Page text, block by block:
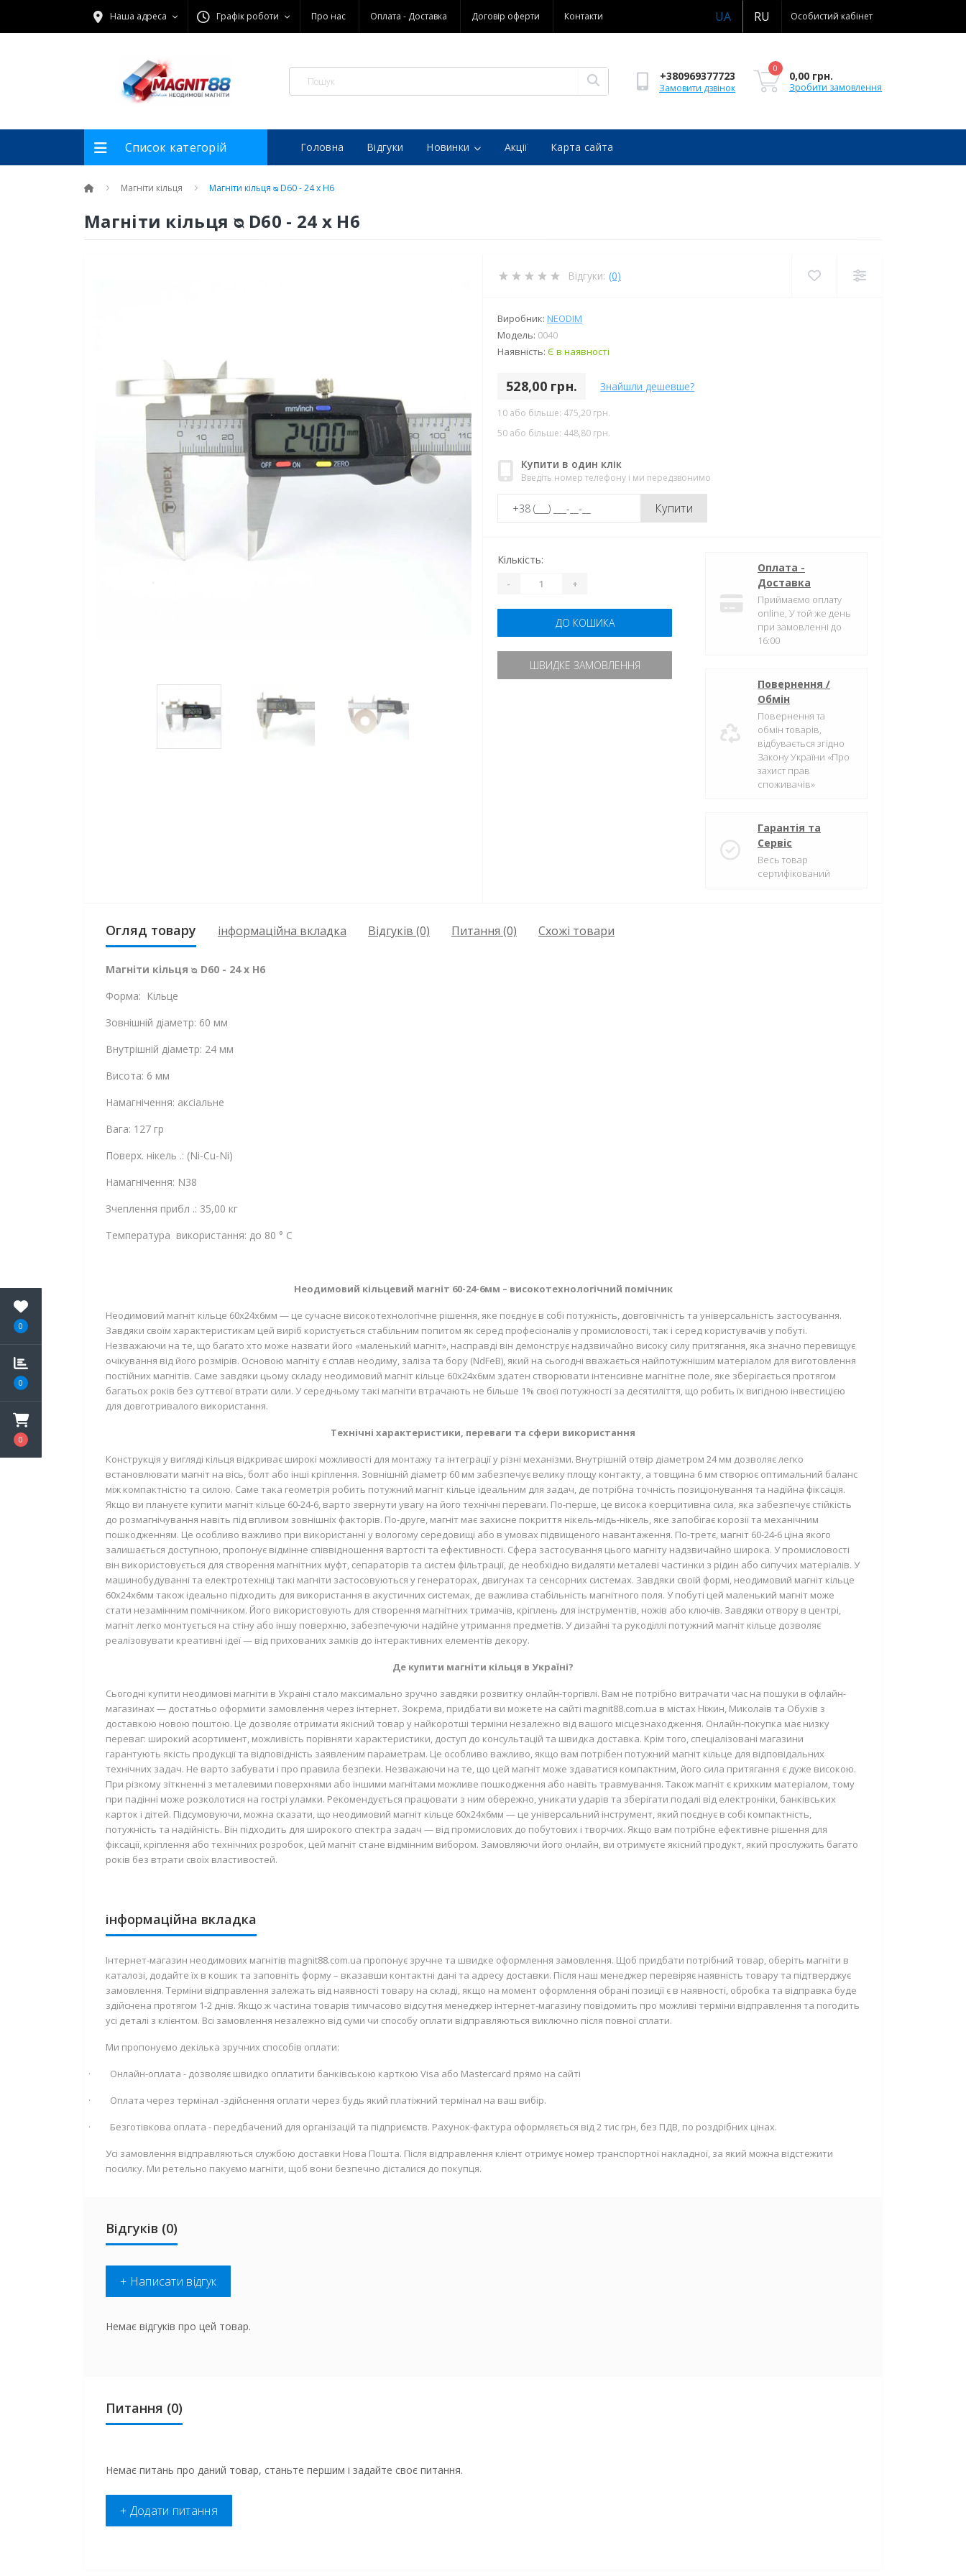
0
0
0
Наша адреса Графік роботи Про нас Оплата - Доставка Договір оферти Контакти UA RU Особистий кабінет
+380969377723
Замовити дзвінок
0
0,00 грн.
Зробити замовлення
Список категорій Головна Відгуки Новинки Акції Карта сайта
Магніти кільця Магніти кільця ᴓ D60 - 24 x H6
Магніти кільця ᴓ D60 - 24 x H6
Відгуки: (0)
Виробник: NEODIM
Модель: 0040
Наявність: Є в наявності
528,00 грн. Знайшли дешевше?
10 або більше: 475,20 грн.
50 або більше: 448,80 грн.
Купити в один клік
Введіть номер телефону і ми передзвонимо
Купити
Кількість:
- +
ДО КОШИКА
ШВИДКЕ ЗАМОВЛЕННЯ
Оплата -
Доставка
Приймаємо оплату
online, У той же день
при замовленні до
16:00
Повернення /
Обмін
Повернення та
обмін товарів,
відбувається згідно
Закону України «Про
захист прав
споживачів»
Гарантія та
Сервіс
Весь товар
сертифікований
Огляд товару інформаційна вкладка Відгуків (0) Питання (0) Схожі товари
Магніти кільця ᴓ D60 - 24 x H6
Форма: Кільце
Зовнішній діаметр: 60 мм
Внутрішній діаметр: 24 мм
Висота: 6 мм
Намагнічення: аксіальне
Вага: 127 гр
Поверх. нікель .: (Ni-Cu-Ni)
Намагнічення: N38
Зчеплення прибл .: 35,00 кг
Температура використання: до 80 ° C
Неодимовий кільцевий магніт 60-24-6мм – високотехнологічний помічник
Неодимовий магніт кільце 60х24х6мм — це сучасне високотехнологічне рішення, яке поєднує в собі потужність, довговічність та універсальність застосування.
Завдяки своїм характеристикам цей виріб користується стабільним попитом як серед професіоналів у промисловості, так і серед користувачів у побуті.
Незважаючи на те, що багато хто може назвати його «маленький магніт», насправді він демонструє надзвичайно високу силу притягання, яка значно перевищує
очікування від його розмірів. Основою магніту є сплав неодиму, заліза та бору (NdFeB), який на сьогодні вважається найпотужнішим матеріалом для виготовлення
постійних магнітів. Саме завдяки цьому складу неодимовий магніт кільце 60х24х6мм здатен створювати інтенсивне магнітне поле, яке зберігається протягом
багатьох років без суттєвої втрати сили. У середньому такі магніти втрачають не більше 1% своєї потужності за десятиліття, що робить їх вигідною інвестицією
для довготривалого використання.
Технічні характеристики, переваги та сфери використання
Конструкція у вигляді кільця відкриває широкі можливості для монтажу та інтеграції у різні механізми. Внутрішній отвір діаметром 24 мм дозволяє легко
встановлювати магніт на вісь, болт або інші кріплення. Зовнішній діаметр 60 мм забезпечує велику площу контакту, а товщина 6 мм створює оптимальний баланс
між компактністю та силою. Саме така геометрія робить потужний магніт кільце ідеальним для задач, де потрібна точність позиціонування та надійна фіксація.
Якщо ви плануєте купити магніт кільце 60-24-6, варто звернути увагу на його технічні переваги. По-перше, це висока коерцитивна сила, яка забезпечує стійкість
до розмагнічування навіть під впливом зовнішніх факторів. По-друге, магніт має захисне покриття нікель-мідь-нікель, яке запобігає корозії та механічним
пошкодженням. Це особливо важливо при використанні у вологому середовищі або в умовах підвищеного навантаження. По-третє, магніт 60-24-6 ціна якого
залишається доступною, пропонує відмінне співвідношення вартості та ефективності. Сфера застосування цього магніту надзвичайно широка. У промисловості
він використовується для створення магнітних муфт, сепараторів та систем фільтрації, де необхідно видаляти металеві частинки з рідин або сипучих матеріалів. У
машинобудуванні та електротехніці такі магніти застосовуються у генераторах, двигунах та сенсорних системах. Завдяки своїй формі, неодимовий магніт кільце
60х24х6мм також ідеально підходить для використання в акустичних системах, де важлива стабільність магнітного поля. У побуті цей маленький магніт може
стати незамінним помічником. Його використовують для створення магнітних тримачів, кріплень для інструментів, ножів або ключів. Завдяки отвору в центрі,
магніт легко монтується на стіну або іншу поверхню, забезпечуючи надійне утримання предметів. У дизайні та рукоділлі потужний магніт кільце дозволяє
реалізовувати креативні ідеї — від прихованих замків до інтерактивних елементів декору.
Де купити магніти кільця в Україні?
Сьогодні купити неодимові магніти в Україні стало максимально зручно завдяки розвитку онлайн-торгівлі. Вам не потрібно витрачати час на пошуки в офлайн-
магазинах — достатньо оформити замовлення через інтернет. Зокрема, придбати ви можете на сайті magnit88.com.ua в містах Ніжин, Миколаїв та Обухів з
доставкою новою поштою. Це дозволяє отримати якісний товар у найкоротші терміни незалежно від вашого місцезнаходження. Онлайн-покупка має низку
переваг: широкий асортимент, можливість порівняти характеристики, доступ до консультацій та швидка доставка. Крім того, спеціалізовані магазини
гарантують якість продукції та відповідність заявленим параметрам. Це особливо важливо, якщо вам потрібен потужний магніт кільце для відповідальних
технічних задач. Не варто забувати і про правила безпеки. Незважаючи на те, що цей магніт може здаватися компактним, його сила притягання є дуже високою.
При різкому зіткненні з металевими поверхнями або іншими магнітами можливе пошкодження або навіть травмування. Також магніт є крихким матеріалом, тому
при падінні може розколотися на гострі уламки. Рекомендується працювати з ним обережно, уникати ударів та зберігати подалі від електроніки, банківських
карток і дітей. Підсумовуючи, можна сказати, що неодимовий магніт кільце 60х24х6мм — це універсальний інструмент, який поєднує в собі компактність,
потужність та надійність. Він підходить для широкого спектра задач — від промислових до побутових і творчих. Якщо вам потрібне ефективне рішення для
фіксації, кріплення або технічних розробок, цей магніт стане відмінним вибором. Замовляючи його онлайн, ви отримуєте якісний продукт, який прослужить багато
років без втрати своїх властивостей.
інформаційна вкладка
Інтернет-магазин неодимових магнітів magnit88.com.ua пропонує зручне та швидке оформлення замовлення. Щоб придбати потрібний товар, оберіть магніти в
каталозі, додайте їх в кошик та заповніть форму – вказавши контактні дані та адресу доставки. Після наш менеджер перевіряє наявність товару та підтверджує
замовлення. Терміни відправлення залежать від наявності товару на складі, якщо на момент оформлення обрані позиції є в наявності, обробка та відправка буде
здійснена протягом 1-2 днів. Якщо ж частина товарів тимчасово відсутня менеджер інтернет-магазину повідомить про можливі терміни відправлення та погодить
усі деталі з клієнтом. Всі замовлення незалежно від суми чи способу оплати відправляються виключно після повної сплати.
Ми пропонуємо декілька зручних способів оплати:
· Онлайн-оплата - дозволяє швидко оплатити банківською карткою Visa або Mastercard прямо на сайті
· Оплата через термінал -здійснення оплати через будь який платіжний термінал на ваш вибір.
· Безготівкова оплата - передбачений для організацій та підприємств. Рахунок-фактура оформляється від 2 тис грн, без ПДВ, по роздрібних цінах.
Усі замовлення відправляються службою доставки Нова Пошта. Після відправлення клієнт отримує номер транспортної накладної, за який можна відстежити
посилку. Ми ретельно пакуємо магніти, щоб вони безпечно дісталися до покупця.
Відгуків (0)
+ Написати відгук
Немає відгуків про цей товар.
Питання (0)
Немає питань про даний товар, станьте першим і задайте своє питання.
+ Додати питання